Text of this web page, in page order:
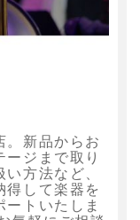
。新品からお
ジまで取り
方法など、
得して楽器を
トいたしま